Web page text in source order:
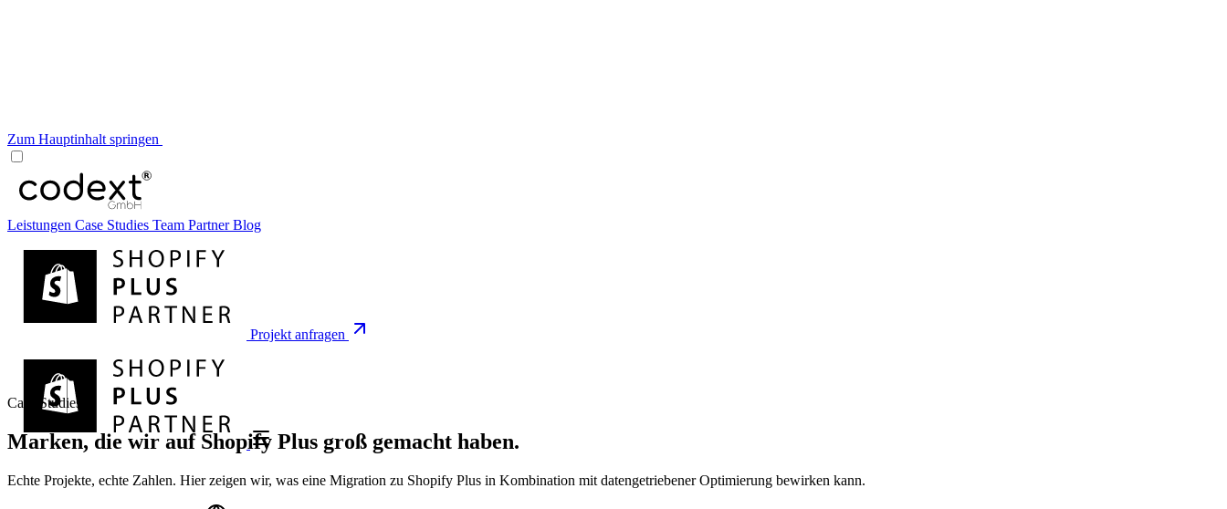
Zum Hauptinhalt springen
Leistungen Case Studies Team PartnerBlog
Projekt anfragen
Case Studies
Marken, die wir auf Shopify Plus groß gemacht haben.
Echte Projekte, echte Zahlen. Hier zeigen wir, was eine Migration zu Shopify Plus in Kombination mit datengetriebener Optimierung bewirken kann.